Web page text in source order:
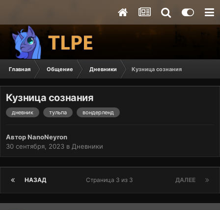
Главная Общение Дневники Кузница сознания
Кузница сознания
дневник тульпа вондерленд
АвторNanoNeyron
30 сентября, 2023 в Дневники
НАЗАД ДАЛЕЕ
Страница 3 из 3